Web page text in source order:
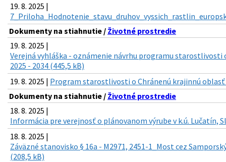
19. 8. 2025 |
Dokumenty na stiahnutie / Životné prostredie
19. 8. 2025 |
Verejná vyhláška - oznámenie návrhu programu
2025 - 2034 (445,5 kB)
19. 8. 2025 | Program starostlivosti o Chránenú krajinnú oblasť
Dokumenty na stiahnutie / Životné prostredie
18. 8. 2025 |
Informácia pre verejnosť o plánovanom výrube v k.ú. Lučatín,
18. 8. 2025 |
Záväzné stanovisko § 16a - M2971, 2451-1_Most cez
(208,5 kB)